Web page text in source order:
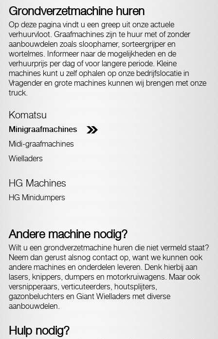
Grondverzetmachine huren
Op deze pagina vindt u een greep uit onze actuele
verhuurvloot. Graafmachines zijn te huur met of zonder
aanbouwdelen zoals sloophamer, sorteergrijper en
wortelmes. Informeer naar de mogelijkheden en de
verhuurprijs per dag of voor langere periode. Kleine
machines kunt u zelf ophalen op onze bedrijfslocatie in
Vragender en grote machines kunnen wij brengen met onze
truck.
Komatsu
Minigraafmachines
Midi-graafmachines
Wielladers
HG Machines
HG Minidumpers
Andere machine nodig?
Wilt u een grondverzetmachine huren die niet vermeld staat?
Neem dan gerust alsnog contact op, want we kunnen ook
andere machines en onderdelen leveren. Denk hierbij aan
lasers, knippers, dumpers en motorkruiwagens. Maar ook
versnipperaars, verticuteerders, houtsplijters,
gazonbeluchters en Giant Wielladers met diverse
aanbouwdelen.
Hulp nodig?